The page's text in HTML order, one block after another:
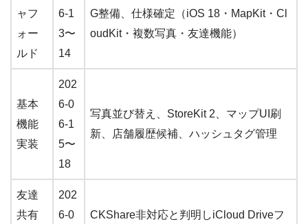
ャフ
ォー
ルド
6-1
3〜
14
G整備、仕様確定（iOS 18・MapKit・Cl
oudKit・複数写真・友達機能）
基本
機能
実装
202
6-0
6-1
5〜
18
写真並び替え、StoreKit 2、マップUI刷
新、店舗履歴候補、ハッシュタグ管理
友達
共有
202
6-0
CKShare非対応と判明しiCloud Driveフ